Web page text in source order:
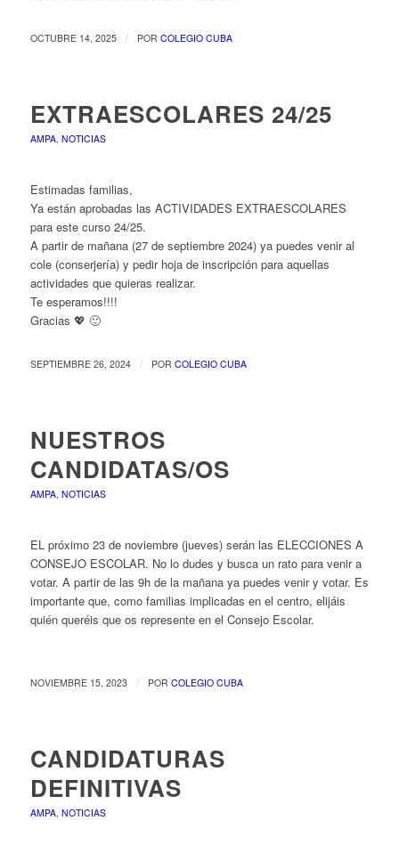
OCTUBRE 14, 2025 / POR COLEGIO CUBA
EXTRAESCOLARES 24/25
AMPA, NOTICIAS
Estimadas familias,
Ya están aprobadas las ACTIVIDADES EXTRAESCOLARES
para este curso 24/25.
A partir de mañana (27 de septiembre 2024) ya puedes venir al
cole (conserjería) y pedir hoja de inscripción para aquellas
actividades que quieras realizar.
Te esperamos!!!!
Gracias 💖 🙂
SEPTIEMBRE 26, 2024 / POR COLEGIO CUBA
NUESTROS
CANDIDATAS/OS
AMPA, NOTICIAS
EL próximo 23 de noviembre (jueves) serán las ELECCIONES A
CONSEJO ESCOLAR. No lo dudes y busca un rato para venir a
votar. A partir de las 9h de la mañana ya puedes venir y votar. Es
importante que, como familias implicadas en el centro, elijáis
quién queréis que os represente en el Consejo Escolar.
NOVIEMBRE 15, 2023 / POR COLEGIO CUBA
CANDIDATURAS
DEFINITIVAS
AMPA, NOTICIAS